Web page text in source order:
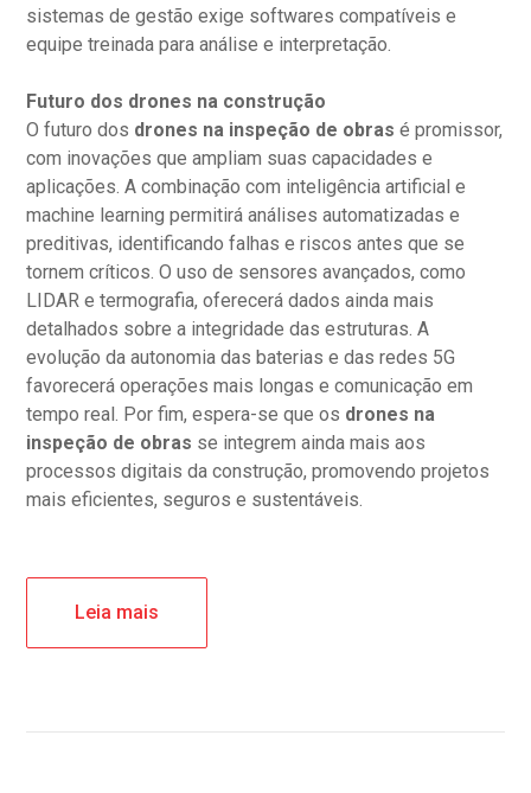
sistemas de gestão exige softwares compatíveis e
equipe treinada para análise e interpretação.
Futuro dos drones na construção
O futuro dos drones na inspeção de obras é promissor,
com inovações que ampliam suas capacidades e
aplicações. A combinação com inteligência artificial e
machine learning permitirá análises automatizadas e
preditivas, identificando falhas e riscos antes que se
tornem críticos. O uso de sensores avançados, como
LIDAR e termografia, oferecerá dados ainda mais
detalhados sobre a integridade das estruturas. A
evolução da autonomia das baterias e das redes 5G
favorecerá operações mais longas e comunicação em
tempo real. Por fim, espera-se que os drones na
inspeção de obras se integrem ainda mais aos
processos digitais da construção, promovendo projetos
mais eficientes, seguros e sustentáveis.
Leia mais